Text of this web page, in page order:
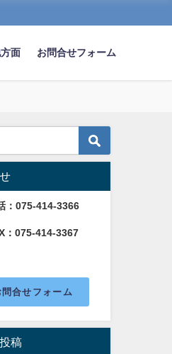
面 お問合せフォーム
：075-414-3366
：075-414-3367
問合せフォーム
稿